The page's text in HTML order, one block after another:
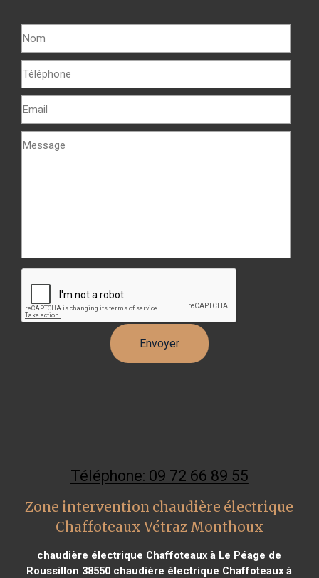
Téléphone: 09 72 66 89 55
Zone intervention chaudière électrique
Chaffoteaux Vétraz Monthoux
chaudière électrique Chaffoteaux à Le Péage de
Roussillon 38550 chaudière électrique Chaffoteaux à